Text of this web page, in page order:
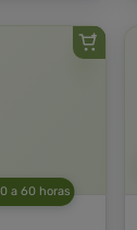
a 60 horas